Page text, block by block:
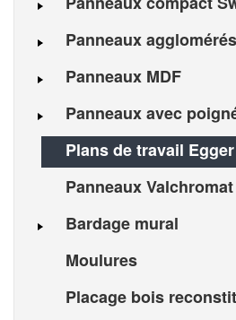
Panneaux
Panneaux MDF
Panneaux avec
Plans de travail Egger
Panneaux Valchromat
Bardage mural
Moulures
Placage bois